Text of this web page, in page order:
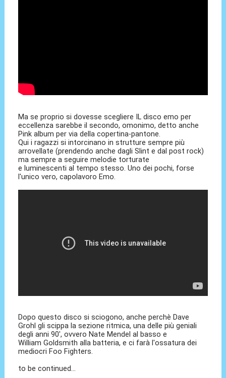
Ma se proprio si dovesse scegliere IL disco emo per
eccellenza sarebbe il secondo, omonimo, detto anche
Pink album per via della copertina-pantone.
Qui i ragazzi si intorcinano in strutture sempre più
arrovellate (prendendo anche dagli Slint e dal post rock)
ma sempre a seguire melodie torturate
e luminescenti al tempo stesso. Uno dei pochi, forse
l'unico vero, capolavoro Emo.
Dopo questo disco si sciogono, anche perchè Dave
Grohl gli scippa la sezione ritmica, una delle più geniali
degli anni 90', ovvero Nate Mendel al basso e
William Goldsmith alla batteria, e ci farà l'ossatura dei
mediocri Foo Fighters.
to be continued...